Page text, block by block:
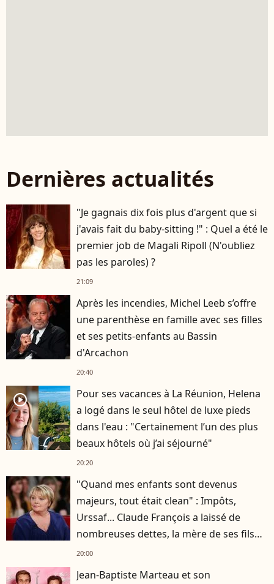
Dernières actualités
"Je gagnais dix fois plus d'argent que si
j'avais fait du baby-sitting !" : Quel a été le
premier job de Magali Ripoll (N'oubliez
pas les paroles) ?
21:09
Après les incendies, Michel Leeb s’offre
une parenthèse en famille avec ses filles
et ses petits-enfants au Bassin
d'Arcachon
20:40
player2
Pour ses vacances à La Réunion, Helena
a logé dans le seul hôtel de luxe pieds
dans l'eau : "Certainement l’un des plus
beaux hôtels où j’ai séjourné"
20:20
"Quand mes enfants sont devenus
majeurs, tout était clean" : Impôts,
Urssaf... Claude François a laissé de
nombreuses dettes, la mère de ses fils
s'est occupée de tout
20:00
Jean-Baptiste Marteau et son